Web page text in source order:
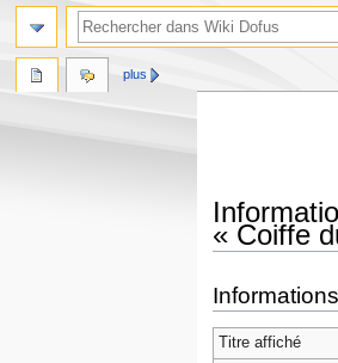
« Coiffe
à
la
navigation
à
la
recherche
Titre affiché
plus